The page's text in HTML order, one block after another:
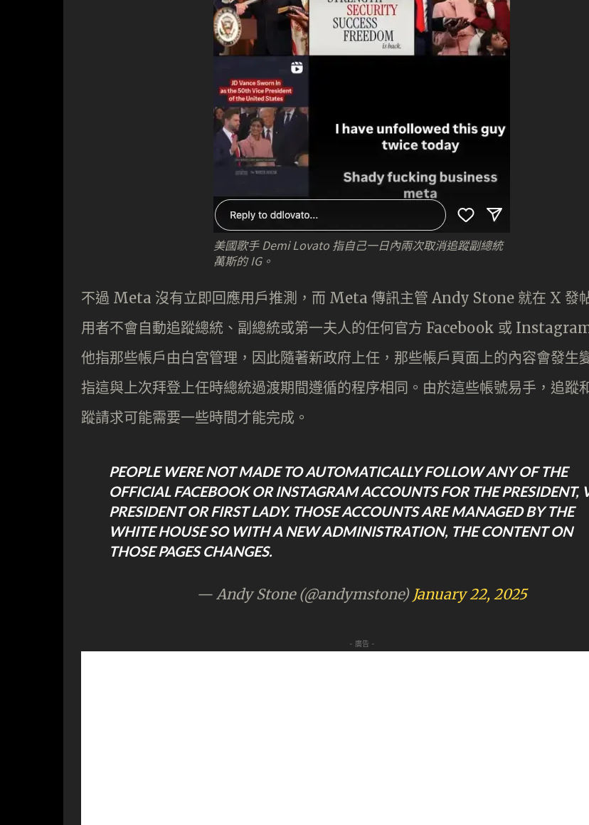
美國歌手 Demi Lovato 指自己一日內兩次取消追蹤副總統
萬斯的 IG。
不過 Meta 沒有立即回應用戶推測，而 Meta 傳訊主管 Andy Stone 就在 X 發
用者不會自動追蹤總統、副總統或第一夫人的任何官方 Facebook 或
他指那些帳戶由白宮管理，因此隨著新政府上任，那些帳戶頁面上的內容會發生
指這與上次拜登上任時總統過渡期間遵循的程序相同。由於這些帳號易手，追蹤
蹤請求可能需要一些時間才能完成。
PEOPLE WERE NOT MADE TO AUTOMATICALLY FOLLOW ANY OF THE
OFFICIAL FACEBOOK OR INSTAGRAM ACCOUNTS FOR THE PRESIDENT,
PRESIDENT OR FIRST LADY. THOSE ACCOUNTS ARE MANAGED BY THE
WHITE HOUSE SO WITH A NEW ADMINISTRATION, THE CONTENT ON
THOSE PAGES CHANGES.
— Andy Stone (@andymstone) January 22, 2025
- 廣告 -